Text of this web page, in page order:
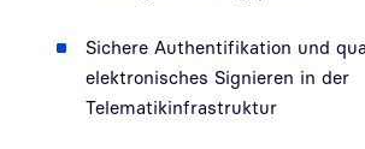
Sichere Authentifikation und
elektronisches Signieren in der
Telematikinfrastruktur